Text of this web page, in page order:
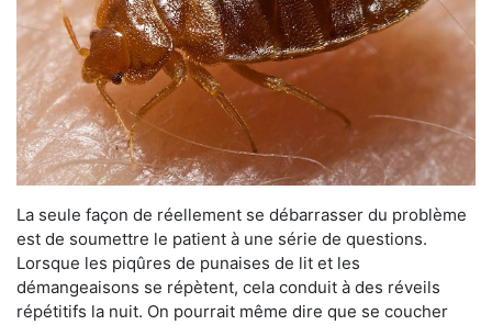
La seule façon de réellement se débarrasser du problème
est de soumettre le patient à une série de questions.
Lorsque les piqûres de punaises de lit et les
démangeaisons se répètent, cela conduit à des réveils
répétitifs la nuit. On pourrait même dire que se coucher